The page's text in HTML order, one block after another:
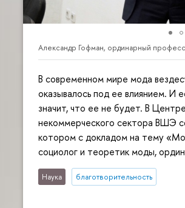
Александр Гофман, ординарный
В современном мире мода
оказывалось под ее влиянием.
значит, что ее не будет. В
некоммерческого сектора ВШЭ
котором с докладом на тему
социолог и теоретик моды,
Наука благотворительность